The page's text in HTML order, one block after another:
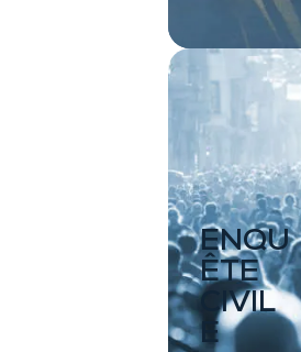
ENQU
ÊTE
CIVIL
E